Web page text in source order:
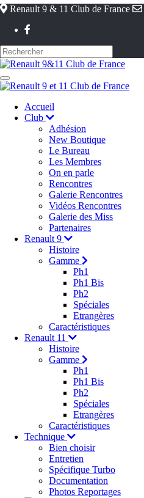
Renault 9 & 11 Club de France
Accueil
Club
Adhésion
New Boutique
Le Bureau
Les Membres
On en parle
Rencontres
Galerie Rencontres
Vidéos Rencontres
Galerie des Miss
Partenaires
Renault 9
Histoire
Gamme
Ph1
Ph1 Bis
Ph2
Spéciales
Etrangères
Caractéristiques
Renault 11
Histoire
Gamme
Ph1
Ph1 Bis
Ph2
Spéciales
Etrangères
Caractéristiques
Technique
Bien choisir
Entretien
Spécifique Turbo
Documentation
Photos Reportages